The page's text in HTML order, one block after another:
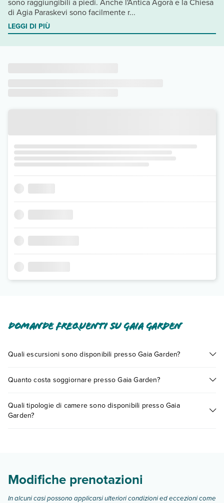
di Agia Paraskevi sono facilmente r...
LEGGI DI PIÙ
Domande frequenti su Gaia Garden
Quali escursioni sono disponibili presso Gaia Garden?
presso Gaia Garden. Scoprile tutte nellasezione dedicata
prenotando un appuntamento.
Quanto costa soggiornare presso Gaia Garden?
(per es. date, condizioni dell'hotel, ecc). Per consultare i
prezzi, compila il motore di ricerca e scegli quando partire.
Quali tipologie di camere sono disponibili presso Gaia
Garden?
Modifiche prenotazioni
In alcuni casi possono applicarsi ulteriori condizioni ed eccezioni come